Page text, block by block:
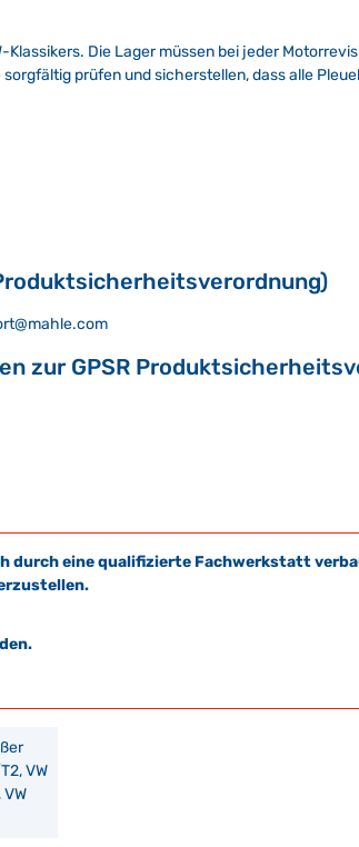
Die Lager müssen bei jeder
prüfen und sicherstellen, dass alle
zur GPSR
durch eine qualifizierte Fachwerkstatt
VW
VW